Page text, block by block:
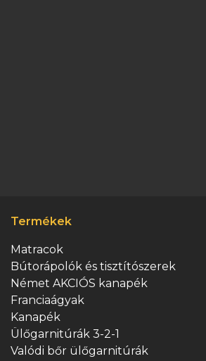
Termékek
Matracok
Bútorápolók és tisztítószerek
Német AKCIÓS kanapék
Franciaágyak
Kanapék
Ülőgarnitúrák 3-2-1
Valódi bőr ülőgarnitúrák